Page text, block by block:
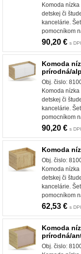
Komoda
detskej či
kancelárie.
pomocníkom
90,20 € s
Komoda
prírodná/
Obj. čislo:
Komoda
detskej či
kancelárie.
pomocníkom
90,20 € s
Komoda
Obj. čislo:
Komoda
detskej či
kancelárie.
pomocníkom
62,53 € s
Komoda
prírodná/
Obj. čislo: